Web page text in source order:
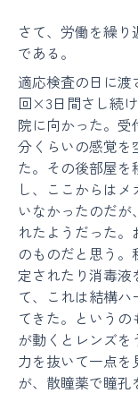
さて、労働を繰
である。
適応検査の日に
回×3日間さし続
院に向かった。
分くらいの感覚を
た。その後部屋を
し、ここからは
いなかったのだ
れたようだった
のものだと思う
定されたり消毒液
て、これは結構
てきた。という
が動くとレンズ
力を抜いて一点
が、散瞳薬で瞳孔